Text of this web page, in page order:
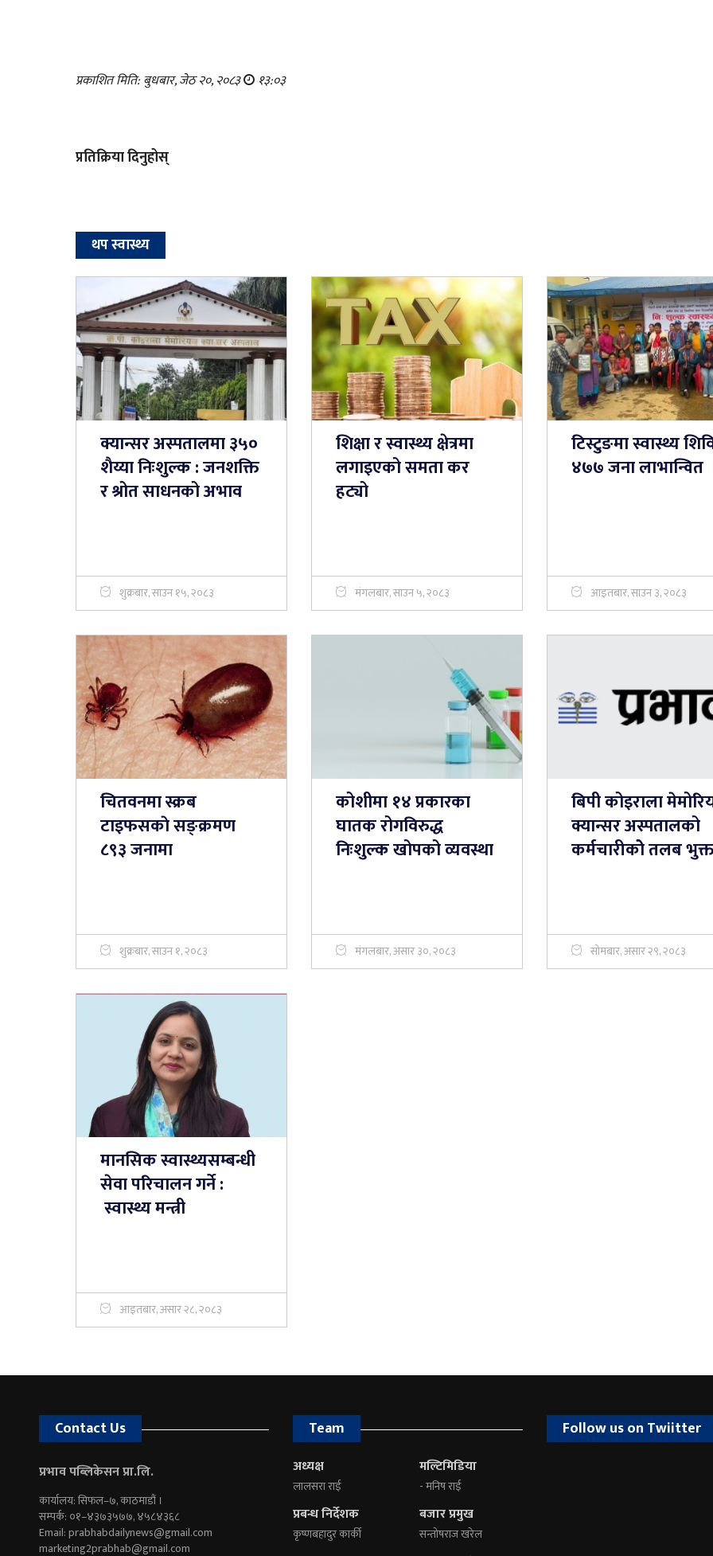
प्रकाशित मिति: बुधबार, जेठ २०, २०८३ १३:०३
प्रतिक्रिया दिनुहोस्
थप स्वास्थ्य
क्यान्सर अस्पतालमा ३५०
शैय्या निःशुल्क : जनशक्ति
र श्रोत साधनको अभाव
शुक्रबार, साउन १५, २०८३
शिक्षा र स्वास्थ्य क्षेत्रमा
लगाइएको समता कर
हट्यो
मंगलबार, साउन ५, २०८३
टिस्टुङमा स्वास्थ्य
४७७ जना लाभान्वित
आइतबार, साउन ३, २०८३
चितवनमा स्क्रब
टाइफसकाे सङ्क्रमण
८९३ जनामा
शुक्रबार, साउन १, २०८३
कोशीमा १४ प्रकारका
घातक रोगविरुद्ध
निःशुल्क खोपको व्यवस्था
मंगलबार, असार ३०, २०८३
बिपी कोइराला
क्यान्सर अस्पतालको
कर्मचारीकोे तलब
सोमबार, असार २९, २०८३
मानसिक स्वास्थ्यसम्बन्धी
सेवा परिचालन गर्ने :
स्वास्थ्य मन्त्री
आइतबार, असार २८, २०८३
Contact Us
प्रभाव पब्लिकेसन प्रा.लि.
कार्यालय: सिफल–७, काठमाडौं ।
सम्पर्क: ०१–४३७३५७७, ४५८४३६८
Email:prabhabdailynews@gmail.com
marketing2prabhab@gmail.com
Team
अध्यक्ष
लालसरा राई
प्रबन्ध निर्देशक
कृष्णबहादुर कार्की
मल्टिमिडिया
- मनिष राई
बजार प्रमुख
सन्तोषराज खरेल
Follow us on Twiitter